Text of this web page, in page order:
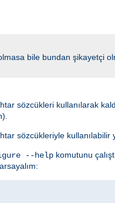
bile bundan şikayetçi
sözcükleri kullanılarak
sözcükleriyle kullanılabilir
--help komutunu